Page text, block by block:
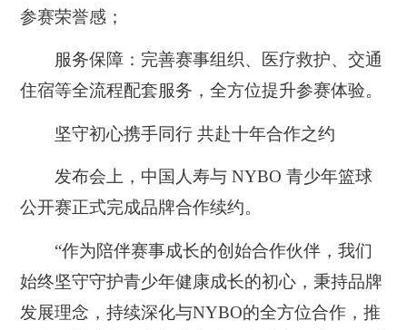
参赛荣誉感；
服务保障：完善赛事组织、医疗救护、交通
住宿等全流程配套服务，全方位提升参赛体验。
坚守初心携手同行 共赴十年合作之约
发布会上，中国人寿与 NYBO 青少年篮球
公开赛正式完成品牌合作续约。
“作为陪伴赛事成长的创始合作伙伴，我们
始终坚守守护青少年健康成长的初心，秉持品牌
发展理念，持续深化与NYBO的全方位合作，推